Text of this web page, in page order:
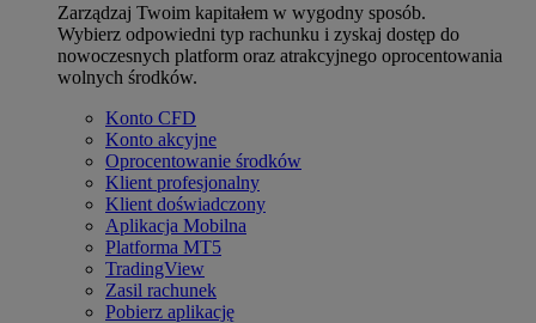
Zarządzaj Twoim kapitałem w wygodny sposób.
Wybierz odpowiedni typ rachunku i zyskaj dostęp do
nowoczesnych platform oraz atrakcyjnego oprocentowania
wolnych środków.
Konto CFD
Konto akcyjne
Oprocentowanie środków
Klient profesjonalny
Klient doświadczony
Aplikacja Mobilna
Platforma MT5
TradingView
Zasil rachunek
Pobierz aplikację